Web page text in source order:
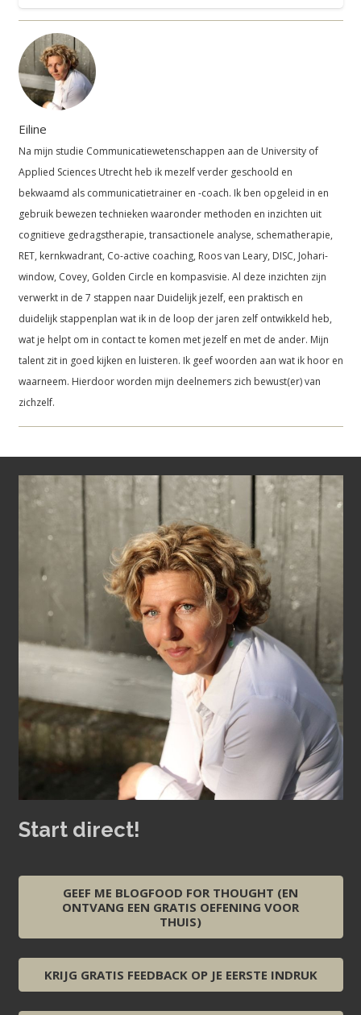
Eiline
Na mijn studie Communicatiewetenschappen aan de University of
Applied Sciences Utrecht heb ik mezelf verder geschoold en
bekwaamd als communicatietrainer en -coach. Ik ben opgeleid in en
gebruik bewezen technieken waaronder methoden en inzichten uit
cognitieve gedragstherapie, transactionele analyse, schematherapie,
RET, kernkwadrant, Co-active coaching, Roos van Leary, DISC, Johari-
window, Covey, Golden Circle en kompasvisie. Al deze inzichten zijn
verwerkt in de 7 stappen naar Duidelijk jezelf, een praktisch en
duidelijk stappenplan wat ik in de loop der jaren zelf ontwikkeld heb,
wat je helpt om in contact te komen met jezelf en met de ander. Mijn
talent zit in goed kijken en luisteren. Ik geef woorden aan wat ik hoor en
waarneem. Hierdoor worden mijn deelnemers zich bewust(er) van
zichzelf.
Start direct!
GEEF ME BLOGFOOD FOR THOUGHT (EN
ONTVANG EEN GRATIS OEFENING VOOR
THUIS)
KRIJG GRATIS FEEDBACK OP JE EERSTE INDRUK